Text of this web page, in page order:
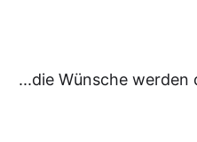
...die Wünsche werden